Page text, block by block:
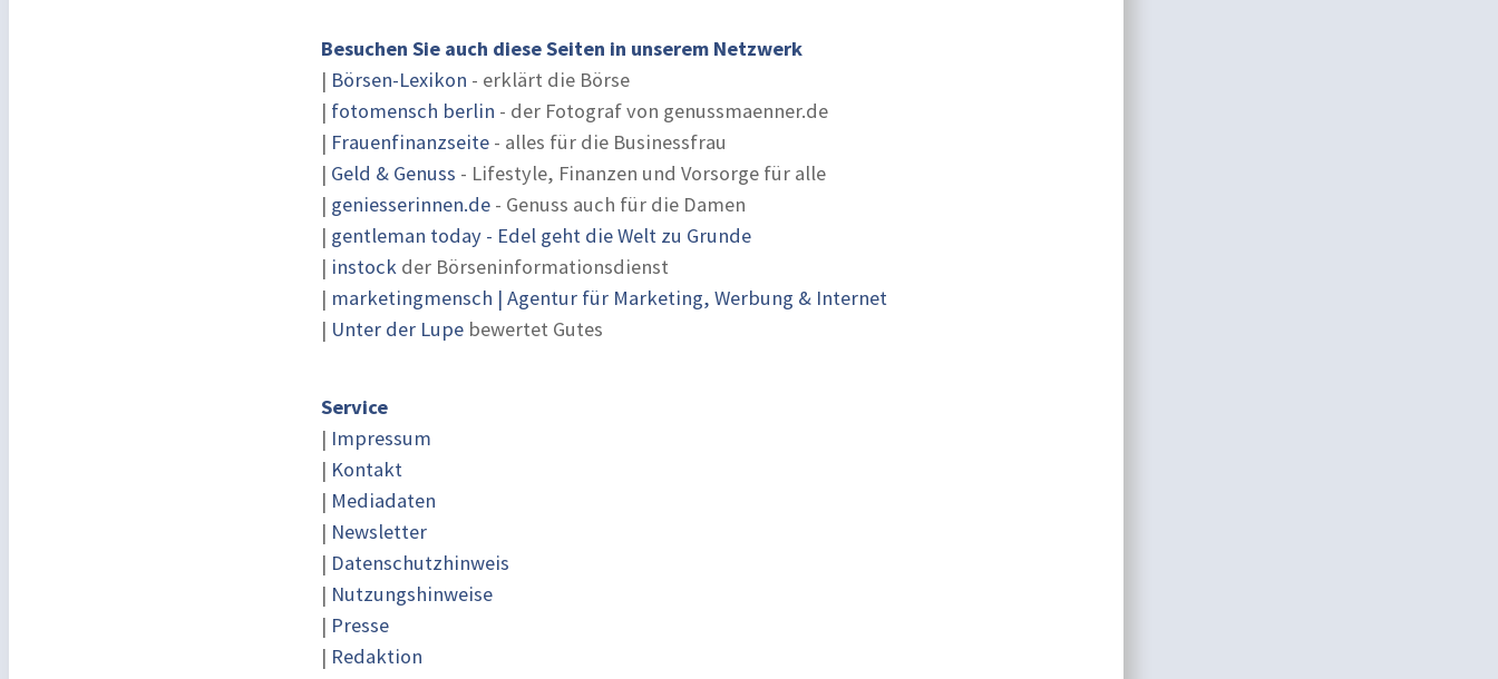
Besuchen Sie auch diese Seiten in unserem Netzwerk
| Börsen-Lexikon - erklärt die Börse
| fotomensch berlin - der Fotograf von genussmaenner.de
| Frauenfinanzseite - alles für die Businessfrau
| Geld & Genuss - Lifestyle, Finanzen und Vorsorge für alle
| geniesserinnen.de - Genuss auch für die Damen
| gentleman today - Edel geht die Welt zu Grunde
| instock der Börseninformationsdienst
| marketingmensch | Agentur für Marketing, Werbung & Internet
| Unter der Lupe bewertet Gutes
Service
| Impressum
| Kontakt
| Mediadaten
| Newsletter
| Datenschutzhinweis
| Nutzungshinweise
| Presse
| Redaktion